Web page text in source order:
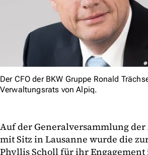
Der CFO der BKW Gruppe Ronald
Verwaltungsrats von Alpiq.
Auf der Generalversammlung
mit Sitz in Lausanne wurde die
Phyllis Scholl für ihr Engagement